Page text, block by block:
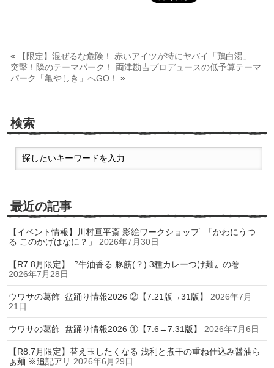
« 【限定】混ぜるな危険！ 赤いアイツが特にヤバイ「鶏白湯」
突撃！隣のテーマパーク！ 両津勘吉プロデュースの低予算テーマ
パーク「亀やしき」へGO！ »
検索
最近の記事
【イベント情報】川村亘平斎 影絵ワークショップ 「かわにうつ
る このかげはなに？」
2026年7月30日
【R7.8月限定】〝牛油香る 豚筋(？) 3種カレーつけ麺〟の巻
2026年7月28日
ウワサの葛飾 盆踊り情報2026 ②【7.21版→31版】
2026年7月
21日
ウワサの葛飾 盆踊り情報2026 ①【7.6→7.31版】 2026年7月6日
【R8.7月限定】替え玉したくなる 浅利と煮干の重ね仕込み醤油ら
ぁ麺 ※追記アリ 2026年6月29日